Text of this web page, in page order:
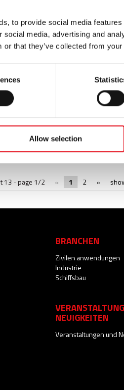
to provide social media
media, advertising and
or that they’ve collected from
Allow selection
der Unterschied
und einem
Rohr?
Rohr wird das Grundmaterial
Rohr hat eine bessere Krümmbarkeit als
13 - page 1/2 « 1 2 »
BRANCHEN
Zivilen anwendungen
Industrie
Schiffsbau
NEUIGKEITEN
Veranstaltungen und